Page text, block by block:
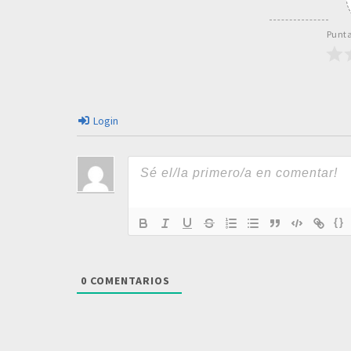
Login
{}
0 COMENTARIOS